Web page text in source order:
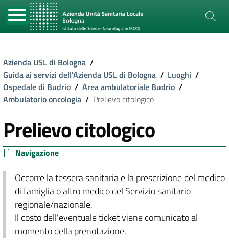
Azienda USL di Bologna /
Guida ai servizi dell'Azienda USL di Bologna / Luoghi /
Ospedale di Budrio / Area ambulatoriale Budrio /
Ambulatorio oncologia / Prelievo citologico
Prelievo citologico
Navigazione
Occorre la tessera sanitaria e la prescrizione del medico
di famiglia o altro medico del Servizio sanitario
regionale/nazionale.
Il costo dell'eventuale ticket viene comunicato al
momento della prenotazione.